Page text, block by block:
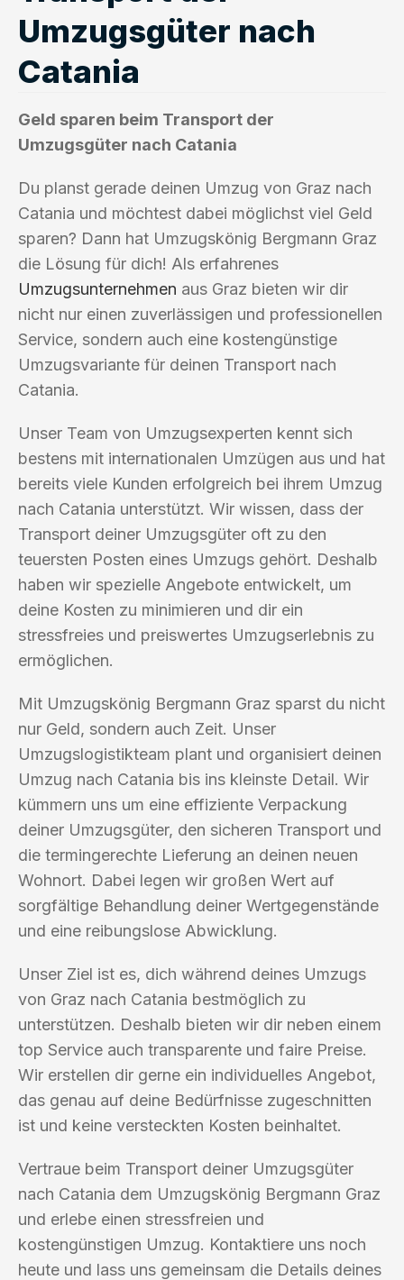
Umzugsgüter nach
Catania
Geld sparen beim Transport der
Umzugsgüter nach Catania
Du planst gerade deinen Umzug von Graz nach
Catania und möchtest dabei möglichst viel Geld
sparen? Dann hat Umzugskönig Bergmann Graz
die Lösung für dich! Als erfahrenes
Umzugsunternehmen aus Graz bieten wir dir
nicht nur einen zuverlässigen und professionellen
Service, sondern auch eine kostengünstige
Umzugsvariante für deinen Transport nach
Catania.
Unser Team von Umzugsexperten kennt sich
bestens mit internationalen Umzügen aus und hat
bereits viele Kunden erfolgreich bei ihrem Umzug
nach Catania unterstützt. Wir wissen, dass der
Transport deiner Umzugsgüter oft zu den
teuersten Posten eines Umzugs gehört. Deshalb
haben wir spezielle Angebote entwickelt, um
deine Kosten zu minimieren und dir ein
stressfreies und preiswertes Umzugserlebnis zu
ermöglichen.
Mit Umzugskönig Bergmann Graz sparst du nicht
nur Geld, sondern auch Zeit. Unser
Umzugslogistikteam plant und organisiert deinen
Umzug nach Catania bis ins kleinste Detail. Wir
kümmern uns um eine effiziente Verpackung
deiner Umzugsgüter, den sicheren Transport und
die termingerechte Lieferung an deinen neuen
Wohnort. Dabei legen wir großen Wert auf
sorgfältige Behandlung deiner Wertgegenstände
und eine reibungslose Abwicklung.
Unser Ziel ist es, dich während deines Umzugs
von Graz nach Catania bestmöglich zu
unterstützen. Deshalb bieten wir dir neben einem
top Service auch transparente und faire Preise.
Wir erstellen dir gerne ein individuelles Angebot,
das genau auf deine Bedürfnisse zugeschnitten
ist und keine versteckten Kosten beinhaltet.
Vertraue beim Transport deiner Umzugsgüter
nach Catania dem Umzugskönig Bergmann Graz
und erlebe einen stressfreien und
kostengünstigen Umzug. Kontaktiere uns noch
heute und lass uns gemeinsam die Details deines